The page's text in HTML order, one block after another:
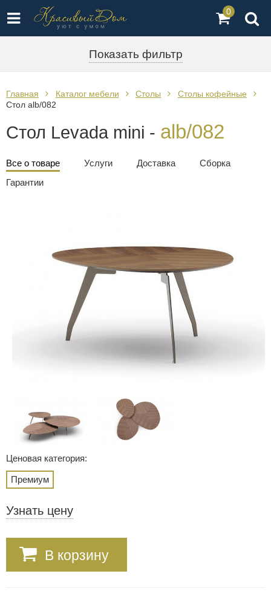
0
Показать фильтр
Главная Каталог мебели Столы
Столы кофейные
Стол alb/082
Стол Levada mini - alb/082
Все о товаре Услуги Доставка
Сборка
Гарантии
Ценовая категория:
Премиум
Узнать цену
В корзину